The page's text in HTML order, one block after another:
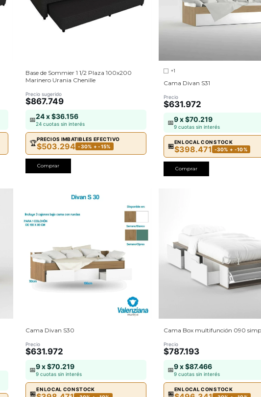
Base de Sommier 1 1/2 Plaza 100x200
Marinero Urania Chenille
Precio sugerido
$867.749
📅24 x $36.156
24 cuotas sin interés
🏆
PRECIOS IMBATIBLES EFECTIVO
$503.294 -30% + -15%
Comprar
+1
Cama Divan S31
Precio
$631.972
📅9 x $70.219
9 cuotas sin interés
🏪
EN LOCAL CON STOCK
$398.471 -30% + -10%
Comprar
Cama Divan S30
Precio
$631.972
📅9 x $70.219
9 cuotas sin interés
🏪
EN LOCAL CON STOCK
Cama Box multifunción 090
Precio
$787.193
📅9 x $87.466
9 cuotas sin interés
🏪
EN LOCAL CON STOCK